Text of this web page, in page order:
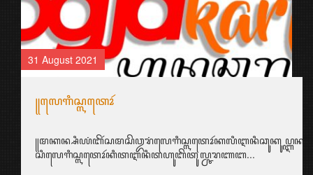
31 August 2021
꧋ꦭꦺꦒꦶꦱ꧀ꦭꦠꦺꦴꦂ
ꦱꦶꦭꦺꦒꦶꦱ꧀ꦭꦠꦺꦴꦂꦏꦶꦠꦆꦤꦶꦠꦲꦸꦧꦼꦠꦸꦭ꧀ꦕꦫꦚꦧ...